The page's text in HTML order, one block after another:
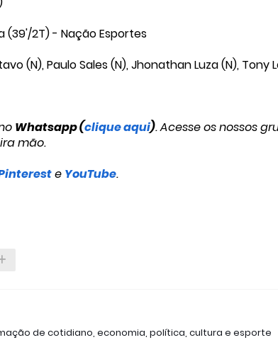
(39'/2T) - Nação Esportes
(N), Paulo Sales (N), Jhonathan Luza (N), Tony
Whatsapp (clique aqui). Acesse os nossos
mão.
e YouTube.
de cotidiano, economia, política, cultura e esporte